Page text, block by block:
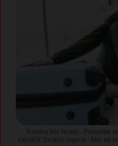
Kariéra bez hraníc: Premeňte
najväčší životný úspech. Ako na